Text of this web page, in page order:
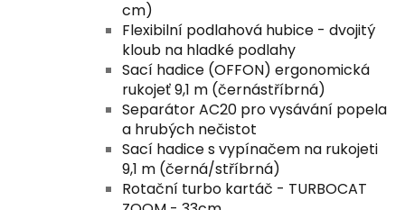
cm)
Flexibilní podlahová hubice - dvojitý
kloub na hladké podlahy
Sací hadice (OFFON) ergonomická
rukojeť 9,1 m (černástříbrná)
Separátor AC20 pro vysávání popela
a hrubých nečistot
Sací hadice s vypínačem na rukojeti
9,1 m (černá/stříbrná)
Rotační turbo kartáč - TURBOCAT